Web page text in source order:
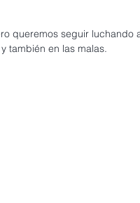
queremos seguir luchando
también en las malas.